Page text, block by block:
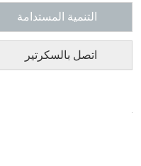
التنمية المستدامة
اتصل بالسكرتير